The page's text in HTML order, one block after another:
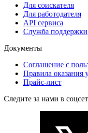
Для соискателя
Для работодателя
API сервиса
Служба поддержки
Документы
Соглашение с
Правила оказания
Прайс-лист
Следите за нами в